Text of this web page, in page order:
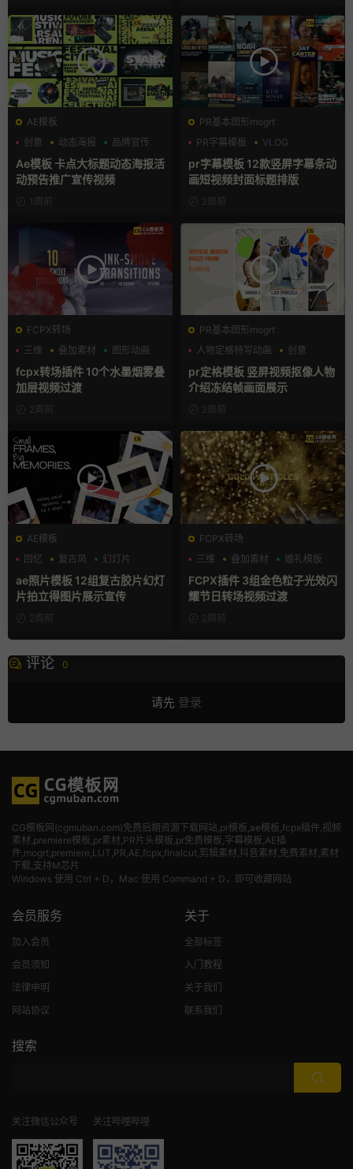
AE模板
创意
动态海报 品牌宣传
Ae模板 卡点大标题动态海报活
动预告推广宣传视频
1周前
PR基本图形mogrt
PR字幕模板
VLOG
人物介绍
pr字幕模板 12款竖屏字幕条动
画短视频封面标题排版
2周前
FCPX转场
三维
叠加素材 图形动画
fcpx转场插件 10个水墨烟雾叠
加层视频过渡
2周前
PR基本图形mogrt
人物定格特写动画
创意
动态海报
pr定格模板 竖屏视频抠像人物
介绍冻结帧画面展示
2周前
AE模板
回忆
复古风 幻灯片
ae照片模板 12组复古胶片幻灯
片拍立得图片展示宣传
2周前
FCPX转场
三维
叠加素材 婚礼模板
FCPX插件 3组金色粒子光效闪
耀节日转场视频过渡
2周前
评论 0
请先 登录
CG模板网(cgmuban.com)免费后期资源下载网站,pr模板,ae模板,fcpx插件,视频
素材 ,premiere模板,pr素材,PR片头模板,pr免费模板,字幕模板,AE插
件,mogrt,premiere,LUT,PR,AE,fcpx,finalcut,剪辑素材,抖音素材,免费素材,素材
下载,支持M芯片
Windows 使用 Ctrl + D，Mac 使用 Command + D，即可收藏网站
会员服务
加入会员
会员须知
法律申明
网站协议
关于
全部标签
入门教程
关于我们
联系我们
搜索
关注微信公众号 关注哔哩哔哩